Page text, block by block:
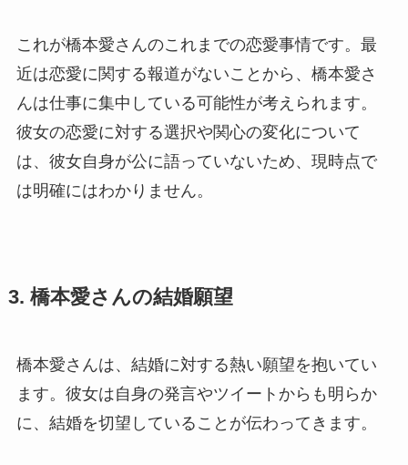
これが橋本愛さんのこれまでの恋愛事情です。最
近は恋愛に関する報道がないことから、橋本愛さ
んは仕事に集中している可能性が考えられます。
彼女の恋愛に対する選択や関心の変化について
は、彼女自身が公に語っていないため、現時点で
は明確にはわかりません。
3. 橋本愛さんの結婚願望
橋本愛さんは、結婚に対する熱い願望を抱いてい
ます。彼女は自身の発言やツイートからも明らか
に、結婚を切望していることが伝わってきます。